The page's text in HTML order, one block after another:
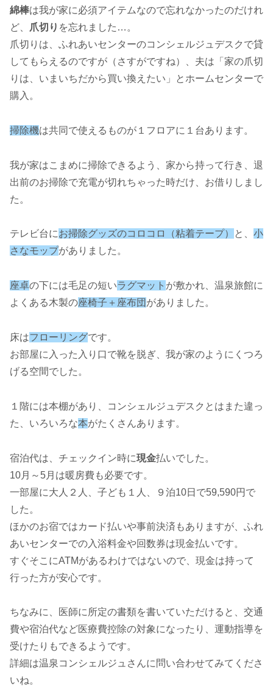
綿棒は我が家に必須アイテムなので忘れなかったのだけれ
ど、
爪切り を忘れました…。
爪切りは、ふれあいセンターのコンシェルジュデスクで貸
してもらえるのですが（さすがですね）、夫は「家の爪切
りは、いまいちだから買い換えたい」とホームセンターで
購入。
掃除機は共同で使えるものが１フロアに１台あります。
我が家はこまめに掃除できるよう、家から持って行き、退
出前のお掃除で充電が切れちゃった時だけ、お借りしまし
た。
テレビ台にお掃除グッズのコロコロ（粘着テープ） と、 小
さなモップがありました。
座卓の下には毛足の短いラグマット が敷かれ、温泉旅館に
よくある木製の座椅子＋座布団 がありました。
床はフローリングです。
お部屋に入った入り口で靴を脱ぎ、我が家のようにくつろ
げる空間でした。
１階には本棚があり、コンシェルジュデスクとはまた違っ
た、いろいろな本がたくさんあります。
宿泊代は、チェックイン時に現金払いでした。
10月～5月は暖房費も必要です。
一部屋に大人２人、子ども１人、９泊10日で59,590円で
した。
ほかのお宿ではカード払いや事前決済もありますが、ふれ
あいセンターでの入浴料金や回数券は現金払いです。
すぐそこにATMがあるわけではないので、現金は持って
行った方が安心です。
ちなみに、医師に所定の書類を書いていただけると、交通
費や宿泊代など医療費控除の対象になったり、運動指導を
受けたりもできるようです。
詳細は温泉コンシェルジュさんに問い合わせてみてくださ
いね。